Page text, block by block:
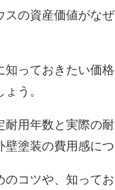
スの資産価値がな
知っておきたい価
う。
耐用年数と実際の
塗装の費用感に
コツや、知って